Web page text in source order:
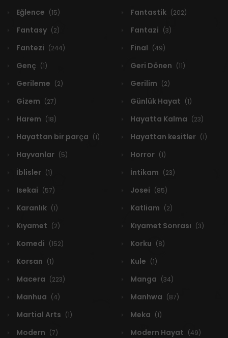
Eğlence (15) Fantastik (202)
Fantasy (2) Fantazi (3)
Fantezi (244) Final (49)
Genç (1) Geri Dönen (11)
Gerileme (2) Gerilim (2)
Gizem (27) Günlük Hayat (1)
Harem (18) Hayatta Kalma (23)
Hayattan bir parça (1) Hayattan kesitler (1)
Hayvanlar (5) Horror (1)
İblisler (1) İntikam (23)
Isekai (57) Josei (85)
Karanlık (1) Katliam (2)
Kıyamet (2) Kıyamet Sonrası (3)
Komedi (152) Korku (8)
Korsan (1) Kule (1)
Macera (223) Manga (34)
Manhua (4) Manhwa (87)
Martial Arts (1) Meka (1)
Modern (7) Modern Hayat (49)